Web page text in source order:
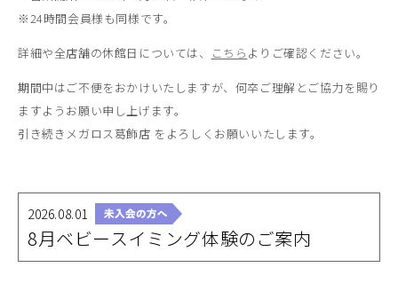
※24時間会員様も同様です。
詳細や全店舗の休館日については、 こちら よりご確認ください。
期間中はご不便をおかけいたしますが、何卒ご理解とご協力を賜り
ますようお願い申し上げます。
引き続きメガロス葛飾店 をよろしくお願いいたします。
2026.08.01
8月ベビースイミング体験のご案内